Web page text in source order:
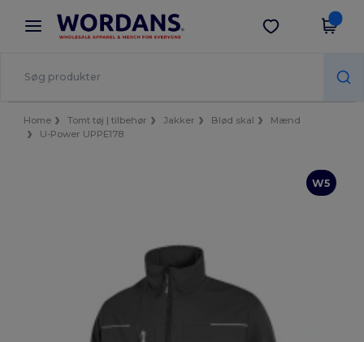
× Wordans-app
Bedre priser i appen!
Hent app
Home Tomt tøj | tilbehør Jakker Blød skal
Mænd
U-Power UPPE178
W5